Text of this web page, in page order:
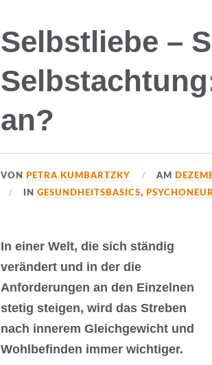
Selbstliebe –
an?
VON PETRA KUMBARTZKY AM
INGESUNDHEITSBASICS,
In einer Welt, die sich ständig
verändert und in der die
Anforderungen an den Einzelnen
stetig steigen, wird das Streben
nach innerem Gleichgewicht und
Wohlbefinden immer wichtiger.